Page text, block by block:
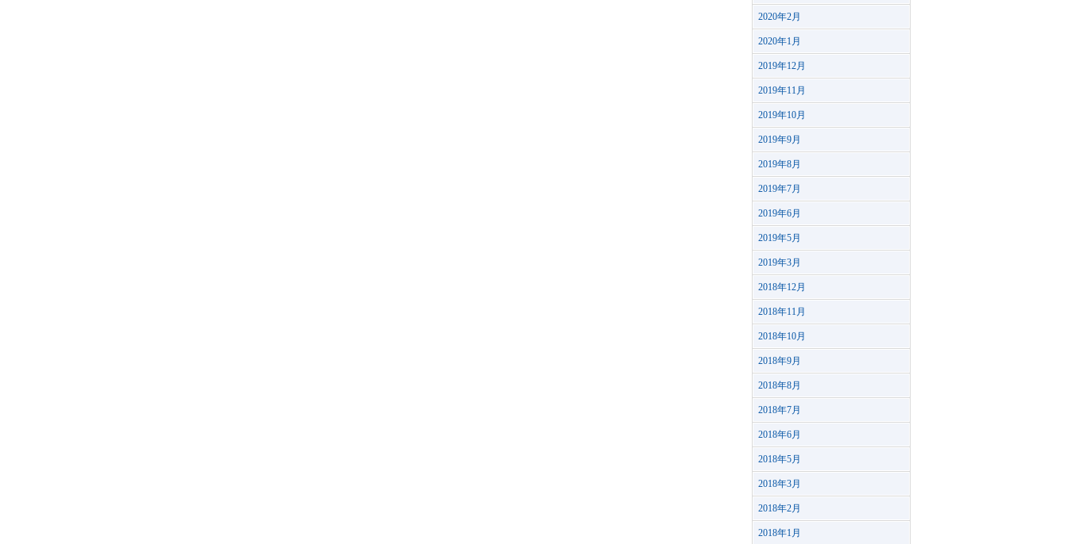
2020年2月
2020年1月
2019年12月
2019年11月
2019年10月
2019年9月
2019年8月
2019年7月
2019年6月
2019年5月
2019年3月
2018年12月
2018年11月
2018年10月
2018年9月
2018年8月
2018年7月
2018年6月
2018年5月
2018年3月
2018年2月
2018年1月